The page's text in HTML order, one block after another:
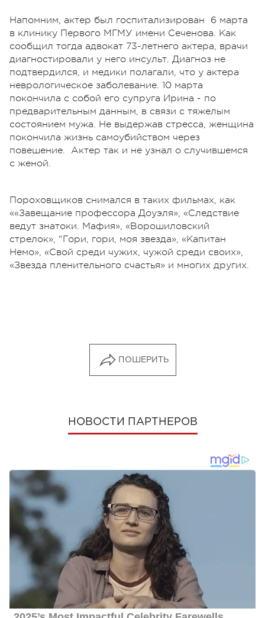
Напомним, актер был госпитализирован 6 марта
в клинику Первого МГМУ имени Сеченова. Как
сообщил тогда адвокат 73-летнего актера, врачи
диагностировали у него инсульт. Диагноз не
подтвердился, и медики полагали, что у актера
неврологическое заболевание. 10 марта
покончила с собой его супруга Ирина - по
предварительным данным, в связи с тяжелым
состоянием мужа. Не выдержав стресса, женщина
покончила жизнь самоубийством через
повешение. Актер так и не узнал о случившемся
с женой.
Пороховщиков снимался в таких фильмах, как
««Завещание профессора Доуэля», «Следствие
ведут знатоки. Мафия», «Ворошиловский
стрелок», "Гори, гори, моя звезда», «Капитан
Немо», «Свой среди чужих, чужой среди своих»,
«Звезда пленительного счастья» и многих других.
ПОШЕРИТЬ
НОВОСТИ ПАРТНЕРОВ